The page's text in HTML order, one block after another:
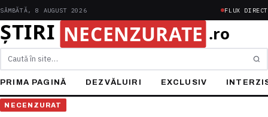
SÂMBĂTĂ, 8 AUGUST 2026 FLUX DIRECT
Caută
PRIMA PAGINĂ DEZVĂLUIRI EXCLUSIV
NECENZURAT